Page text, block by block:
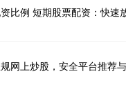
比例 短期股票配资：快速
网上炒股，安全平台推荐